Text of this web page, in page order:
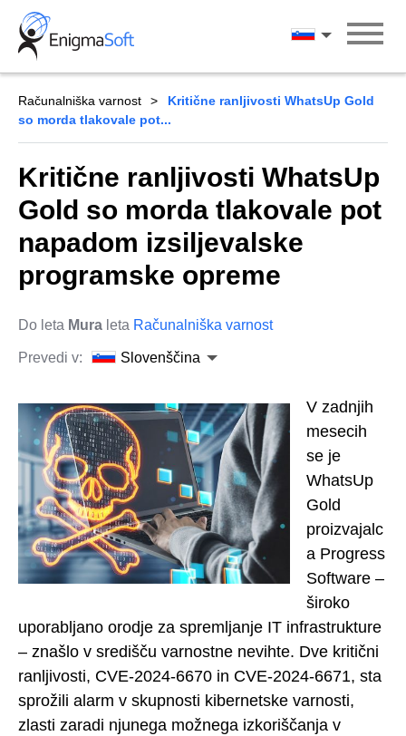
Skip
content
Slovenščina
Računalniška varnost
Kritične ranljivosti WhatsUp Gold
so morda tlakovale pot...
Kritične ranljivosti WhatsUp
Gold so morda tlakovale pot
napadom izsiljevalske
programske opreme
Do leta Mura leta Računalniška varnost
Prevedi v: Slovenščina
V zadnjih
mesecih
se je
WhatsUp
Gold
proizvajalc
a Progress
Software –
široko
uporabljano orodje za spremljanje IT infrastrukture
– znašlo v središču varnostne nevihte. Dve kritični
ranljivosti, CVE-2024-6670 in CVE-2024-6671, sta
sprožili alarm v skupnosti kibernetske varnosti,
zlasti zaradi njunega možnega izkoriščanja v